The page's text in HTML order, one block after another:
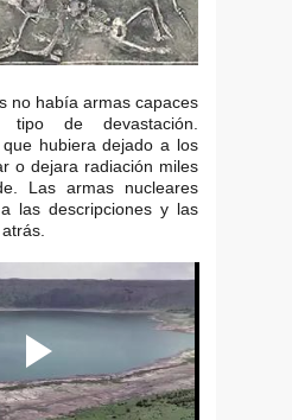
no había armas capaces
de devastación.
hubiera dejado a los
o dejara radiación miles
Las armas nucleares
las descripciones y las